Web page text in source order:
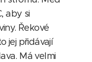
aby si
Řekové
jej přidávají
Má velmi